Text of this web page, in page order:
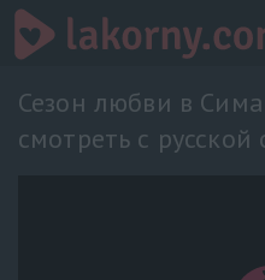
Сезон любви в
смотреть с русской